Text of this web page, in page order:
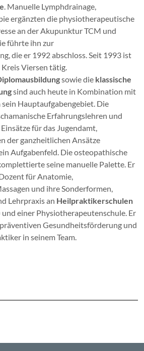
. Manuelle Lymphdrainage,
ergänzten die physiotherapeutische
an der Akupunktur TCM und
führte ihn zur
die er 1992 abschloss. Seit 1993 ist
Viersen tätig.
sowie die klassische
sind auch heute in Kombination mit
sein Hauptaufgabengebiet. Die
Erfahrungslehren und
für das Jugendamt,
der ganzheitlichen Ansätze
Aufgabenfeld. Die osteopathische
seine manuelle Palette. Er
für Anatomie,
und ihre Sonderformen,
Lehrpraxis an Heilpraktikerschulen
und einer Physiotherapeutenschule. Er
Gesundheitsförderung und
in seinem Team.